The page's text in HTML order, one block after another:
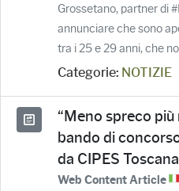
Grossetano, partner di
annunciare che sono
tra i 25 e 29 anni, che
Categorie: NOTIZIE
“Meno spreco più
bando di
da CIPES Toscana
Web Content Article